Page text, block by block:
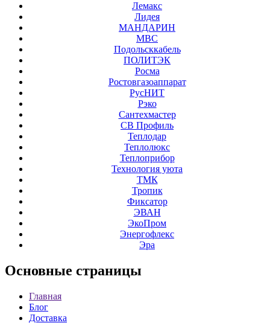
Лемакс
Лидея
МАНДАРИН
МВС
Подольсккабель
ПОЛИТЭК
Росма
Ростовгазоаппарат
РусНИТ
Рэко
Сантехмастер
СВ Профиль
Теплодар
Теплолюкс
Теплоприбор
Технология уюта
ТМК
Тропик
Фиксатор
ЭВАН
ЭкоПром
Энергофлекс
Эра
Основные страницы
Главная
Блог
Доставка